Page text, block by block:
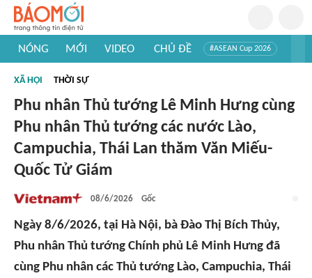
NÓNG MỚI VIDEO CHỦ ĐỀ #ASEAN Cup 2026
#Khám phá thế giới
XÃ HỘI THỜI SỰ
Phu nhân Thủ tướng Lê Minh Hưng cùng
Phu nhân Thủ tướng các nước Lào,
Campuchia, Thái Lan thăm Văn Miếu-
Quốc Tử Giám
08/6/2026 Gốc
Ngày 8/6/2026, tại Hà Nội, bà Đào Thị Bích Thủy,
Phu nhân Thủ tướng Chính phủ Lê Minh Hưng đã
cùng Phu nhân các Thủ tướng Lào, Campuchia, Thái